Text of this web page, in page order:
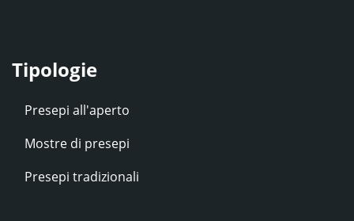
Tipologie
Presepi all'aperto
Mostre di presepi
Presepi tradizionali